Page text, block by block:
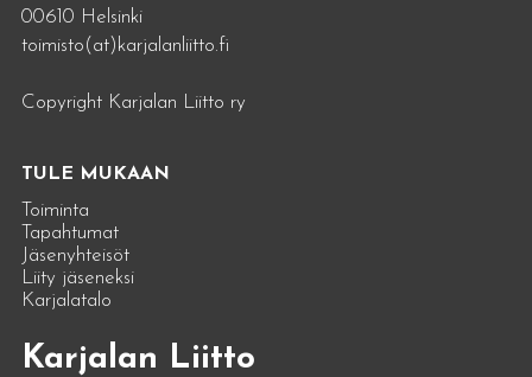
00610 Helsinki
toimisto(at)karjalanliitto.fi
Copyright Karjalan Liitto ry
TULE MUKAAN
Toiminta
Tapahtumat
Jäsenyhteisöt
Liity jäseneksi
Karjalatalo
Karjalan Liitto